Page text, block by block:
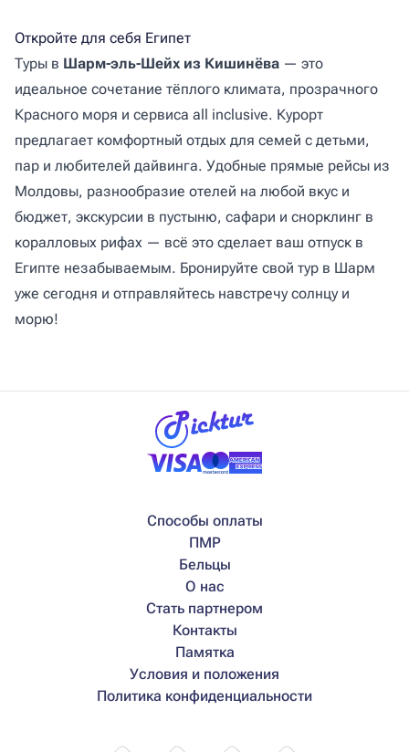
Откройте для себя Египет
Туры в Шарм-эль-Шейх из Кишинёва — это
идеальное сочетание тёплого климата, прозрачного
Красного моря и сервиса all inclusive. Курорт
предлагает комфортный отдых для семей с детьми,
пар и любителей дайвинга. Удобные прямые рейсы из
Молдовы, разнообразие отелей на любой вкус и
бюджет, экскурсии в пустыню, сафари и снорклинг в
коралловых рифах — всё это сделает ваш отпуск в
Египте незабываемым. Бронируйте свой тур в Шарм
уже сегодня и отправляйтесь навстречу солнцу и
морю!
Способы оплаты
ПМР
Бельцы
О нас
Стать партнером
Контакты
Памятка
Условия и положения
Политика конфиденциальности